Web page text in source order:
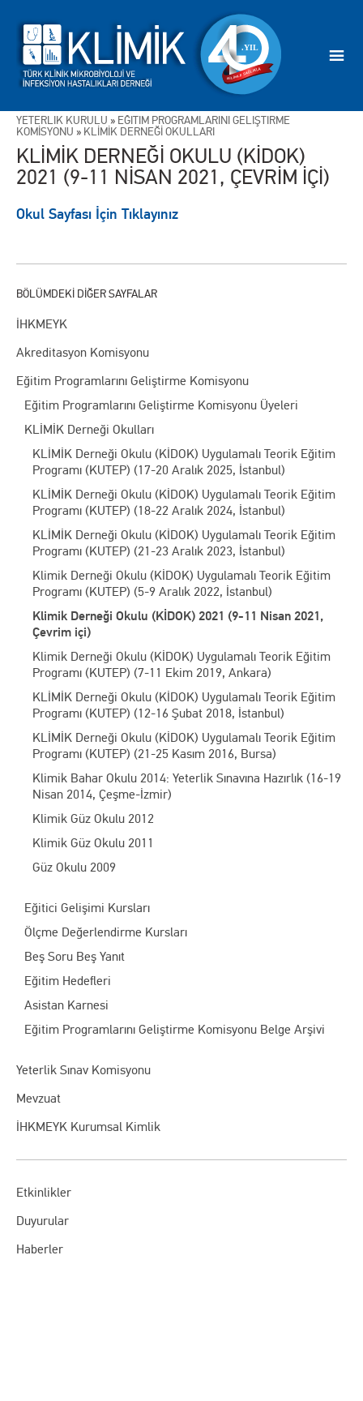
İHKMEYK
Akreditasyon Komisyonu
Eğitim Programlarını Geliştirme Komisyonu
Eğitim Programlarını Geliştirme Komisyonu Üyeleri
KLİMİK Derneği Okulları
KLİMİK Derneği Okulu (KİDOK) Uygulamalı Teorik Eğitim
Programı (KUTEP) (17-20 Aralık 2025, İstanbul)
KLİMİK Derneği Okulu (KİDOK) Uygulamalı Teorik Eğitim
Programı (KUTEP) (18-22 Aralık 2024, İstanbul)
KLİMİK Derneği Okulu (KİDOK) Uygulamalı Teorik Eğitim
Programı (KUTEP) (21-23 Aralık 2023, İstanbul)
Klimik Derneği Okulu (KİDOK) Uygulamalı Teorik Eğitim
Programı (KUTEP) (5-9 Aralık 2022, İstanbul)
Klimik Derneği Okulu (KİDOK) 2021 (9-11 Nisan 2021,
Çevrim içi)
Klimik Derneği Okulu (KİDOK) Uygulamalı Teorik Eğitim
Programı (KUTEP) (7-11 Ekim 2019, Ankara)
KLİMİK Derneği Okulu (KİDOK) Uygulamalı Teorik Eğitim
Programı (KUTEP) (12-16 Şubat 2018, İstanbul)
KLİMİK Derneği Okulu (KİDOK) Uygulamalı Teorik Eğitim
Programı (KUTEP) (21-25 Kasım 2016, Bursa)
Klimik Bahar Okulu 2014: Yeterlik Sınavına Hazırlık (16-19
Nisan 2014, Çeşme-İzmir)
Klimik Güz Okulu 2012
Klimik Güz Okulu 2011
Güz Okulu 2009
Eğitici Gelişimi Kursları
Ölçme Değerlendirme Kursları
Beş Soru Beş Yanıt
Eğitim Hedefleri
Asistan Karnesi
Eğitim Programlarını Geliştirme Komisyonu Belge Arşivi
Yeterlik Sınav Komisyonu
Mevzuat
İHKMEYK Kurumsal Kimlik
Etkinlikler
Duyurular
Haberler
YETERLİK KURULU » EĞİTİM PROGRAMLARINI GELİŞTİRME
KOMİSYONU » KLİMİK DERNEĞİ OKULLARI
KLİMİK DERNEĞİ OKULU (KİDOK)
2021 (9-11 NİSAN 2021, ÇEVRİM İÇİ)
Okul Sayfası İçin Tıklayınız